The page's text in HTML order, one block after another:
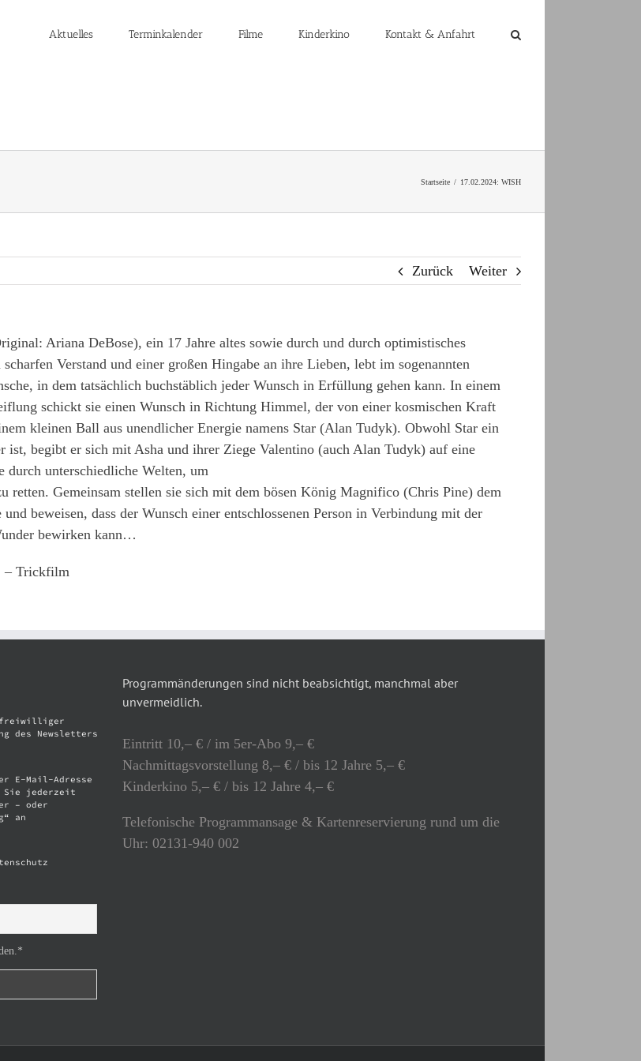
Aktuelles Terminkalender Filme Kinderkino Kontakt & Anfahrt
Startseite 17.02.2024: WISH
Zurück Weiter
Ariana DeBose), ein 17 Jahre altes sowie durch und durch optimistisches
Verstand und einer großen Hingabe an ihre Lieben, lebt im sogenannten
in dem tatsächlich buchstäblich jeder Wunsch in Erfüllung gehen kann. In einem
schickt sie einen Wunsch in Richtung Himmel, der von einer kosmischen Kraft
kleinen Ball aus unendlicher Energie namens Star (Alan Tudyk). Obwohl Star ein
ist, begibt er sich mit Asha und ihrer Ziege Valentino (auch Alan Tudyk) auf eine
durch unterschiedliche Welten, um
retten. Gemeinsam stellen sie sich mit dem bösen König Magnifico (Chris Pine) dem
beweisen, dass der Wunsch einer entschlossenen Person in Verbindung mit der
bewirken kann…
– Trickfilm
freiwilliger
des Newsletters
E-Mail-Adresse
Sie jederzeit
– oder
an
Programmänderungen sind nicht beabsichtigt, manchmal aber
unvermeidlich.
Eintritt 10,– € / im 5er-Abo 9,– €
Nachmittagsvorstellung 8,– € / bis 12 Jahre 5,– €
Kinderkino 5,– € / bis 12 Jahre 4,– €
Telefonische Programmansage & Kartenreservierung rund um die
Uhr: 02131-940 002